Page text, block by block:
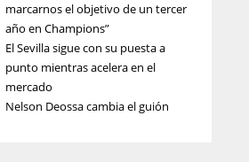
marcarnos el objetivo de un tercer
año en Champions”
El Sevilla sigue con su puesta a
punto mientras acelera en el
mercado
Nelson Deossa cambia el guión